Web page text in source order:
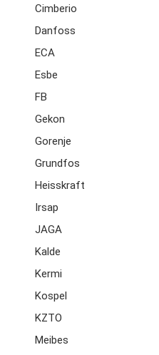
Cimberio
Danfoss
ECA
Esbe
FB
Gekon
Gorenje
Grundfos
Heisskraft
Irsap
JAGA
Kalde
Kermi
Kospel
KZTO
Meibes